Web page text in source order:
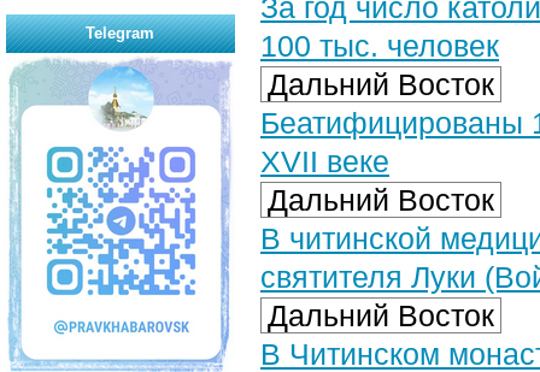
За год число
100 тыс. человек
Дальний Восток
Беатифицированы
XVII веке
Дальний Восток
В читинской
святителя Луки
Дальний Восток
В Читинском
Telegram